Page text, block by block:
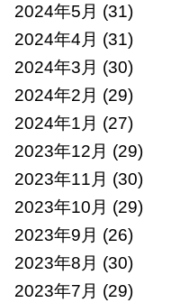
2024年5月 (31)
2024年4月 (31)
2024年3月 (30)
2024年2月 (29)
2024年1月 (27)
2023年12月 (29)
2023年11月 (30)
2023年10月 (29)
2023年9月 (26)
2023年8月 (30)
2023年7月 (29)